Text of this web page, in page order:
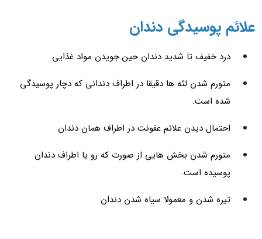
علائم پوسیدگی دندان
درد خفیف تا شدید دندان حین جویدن مواد غذایی
متورم شدن لثه ها دقیقا در اطراف دندانی که دچار پوسیدگی
شده است.
احتمال دیدن علائم عفونت در اطراف همان دندان
متورم شدن بخش هایی از صورت که رو یا اطراف دندان
پوسیده است.
تیره شدن و معمولا سیاه شدن دندان